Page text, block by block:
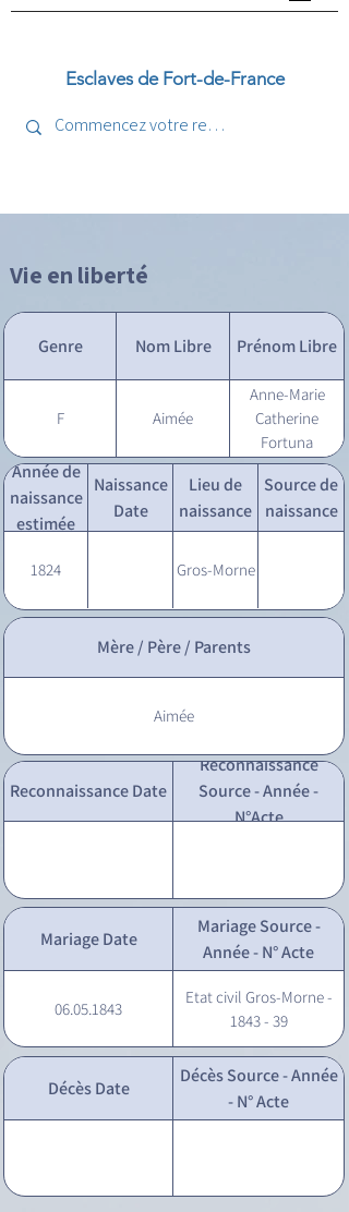
Esclaves de Fort-de-France
Vie en liberté
Genre Nom Libre Prénom Libre
F Aimée
Anne-Marie
Catherine
Fortuna
Année de
naissance
estimée
Naissance
Date
Lieu de
naissance
Source de
naissance
1824 Gros-Morne
Mère / Père / Parents
Aimée
Reconnaissance Date
Reconnaissance
Source - Année -
N°Acte
Mariage Date
Mariage Source -
Année - N° Acte
06.05.1843
Etat civil Gros-Morne -
1843 - 39
Décès Date
Décès Source - Année
- N° Acte